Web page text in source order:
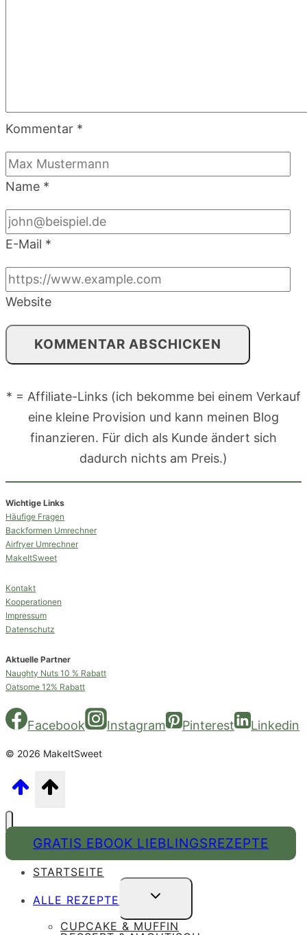
Kommentar *
Name *
E-Mail *
Website
* = Affiliate-Links (ich bekomme bei einem Verkauf
eine kleine Provision und kann meinen Blog
finanzieren. Für dich als Kunde ändert sich
dadurch nichts am Preis.)
Wichtige Links
Häufige Fragen
Backformen Umrechner
Airfryer Umrechner
MakeItSweet
Kontakt
Kooperationen
Impressum
Datenschutz
Aktuelle Partner
Naughty Nuts 10 % Rabatt
Oatsome 12% Rabatt
Facebook Instagram Pinterest Linkedin
© 2026 MakeItSweet
GRATIS EBOOK LIEBLINGSREZEPTE
STARTSEITE
ALLE REZEPTE
UNTERMENÜ
UMSCHALTEN
CUPCAKE & MUFFIN